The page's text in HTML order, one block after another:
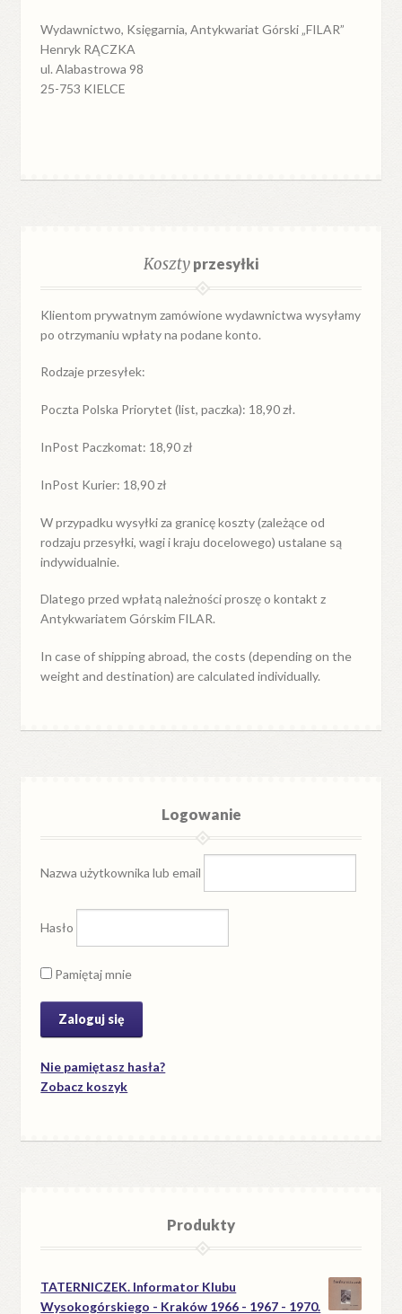
Wydawnictwo, Księgarnia, Antykwariat Górski „FILAR”
Henryk RĄCZKA
ul. Alabastrowa 98
25-753 KIELCE
Kosztyprzesyłki
Klientom prywatnym zamówione wydawnictwa wysyłamy
po otrzymaniu wpłaty na podane konto.
Rodzaje przesyłek:
Poczta Polska Priorytet (list, paczka): 18,90 zł.
InPost Paczkomat: 18,90 zł
InPost Kurier: 18,90 zł
W przypadkuwysyłkiza granicękoszty (zależące od
rodzaju przesyłki, wagi i kraju docelowego) ustalane są
indywidualnie.
Dlatego przed wpłatą należności proszę o kontakt z
Antykwariatem Górskim FILAR.
In case of shipping abroad, the costs (depending on the
weight and destination) are calculated individually.
Logowanie
Nazwa użytkownika lub email
Hasło
Pamiętaj mnie
Nie pamiętasz hasła?
Zobacz koszyk
Produkty
TATERNICZEK. Informator Klubu
Wysokogórskiego - Kraków 1966 - 1967 - 1970.